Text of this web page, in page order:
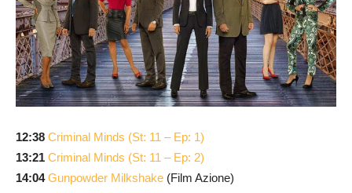
12:38 Criminal Minds (St: 11 – Ep: 1)
13:21 Criminal Minds (St: 11 – Ep: 2)
14:04 Gunpowder Milkshake (Film Azione)